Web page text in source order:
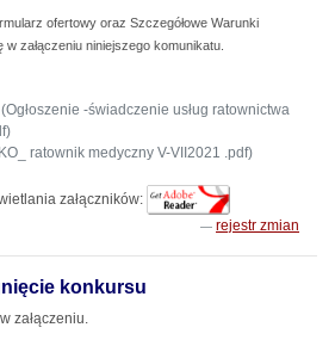
ofertowy oraz Szczegółowe Warunki
załączeniu niniejszego komunikatu.
(Ogłoszenie -świadczenie usług ratownictwa
ratownik medyczny V-VII2021 .pdf)
załączników:
rejestr zmian
konkursu
załączeniu.